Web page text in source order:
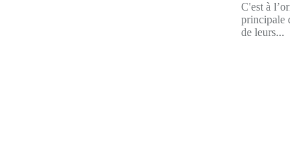
C'est à
principale
de leurs...